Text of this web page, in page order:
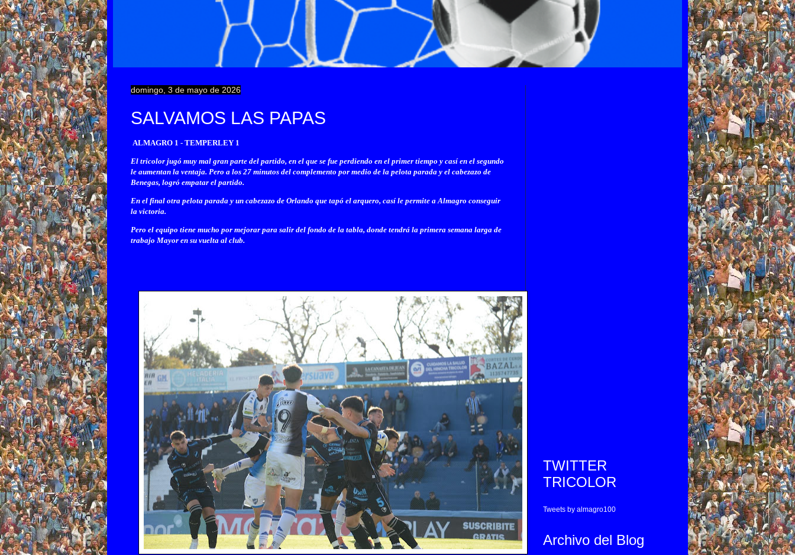
domingo, 3 de mayo de 2026
SALVAMOS LAS PAPAS
ALMAGRO 1 - TEMPERLEY 1
El tricolor jugó muy mal gran parte del partido, en el que se fue perdiendo en el primer tiempo y casí en el segundo
le aumentan la ventaja. Pero a los 27 minutos del complemento por medio de la pelota parada y el cabezazo de
Benegas, logró empatar el partido.
En el final otra pelota parada y un cabezazo de Orlando que tapó el arquero, casí le permite a Almagro conseguir
la victoria.
Pero el equipo tiene mucho por mejorar para salir del fondo de la tabla, donde tendrá la primera semana larga de
trabajo Mayor en su vuelta al club.
TWITTER
TRICOLOR
Tweets by almagro100
Archivo del Blog